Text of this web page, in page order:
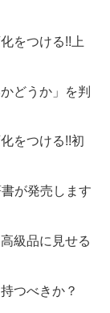
をつける!!上
どうか」を判
をつける!!初
が発売します
級品に見せる
つべきか？